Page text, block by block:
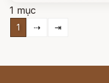
trướng rồi biến mất.
1 mục
1 ⇢ ⇥